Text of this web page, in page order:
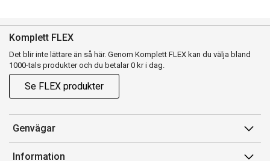
Komplett FLEX
Det blir inte lättare än så här. Genom Komplett FLEX kan du välja bland
1000-tals produkter och du betalar 0 kr i dag.
Se FLEX produkter
Genvägar
Konto
Information